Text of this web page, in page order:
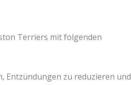
Terriers mit folgenden
Entzündungen zu reduzieren und